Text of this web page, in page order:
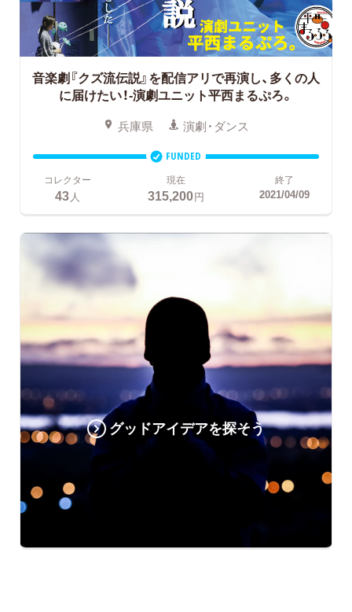
音楽劇『クズ流伝説』を配信アリで再演し、多くの人
に届けたい！-演劇ユニット平西まるぷろ。
兵庫県 演劇・ダンス
FUNDED
コレクター
43 人
現在
315,200円
終了
2021/04/09
グッドアイデアを探そう